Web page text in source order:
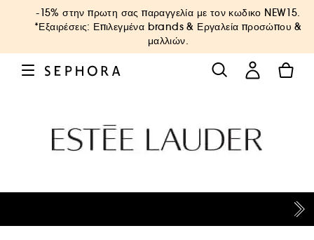
-15% στην πρωτη σας παραγγελία με τον κωδικο NEW15.
*Εξαιρέσεις: Επιλεγμένα brands & Εργαλεία προσώπου &
μαλλιών.